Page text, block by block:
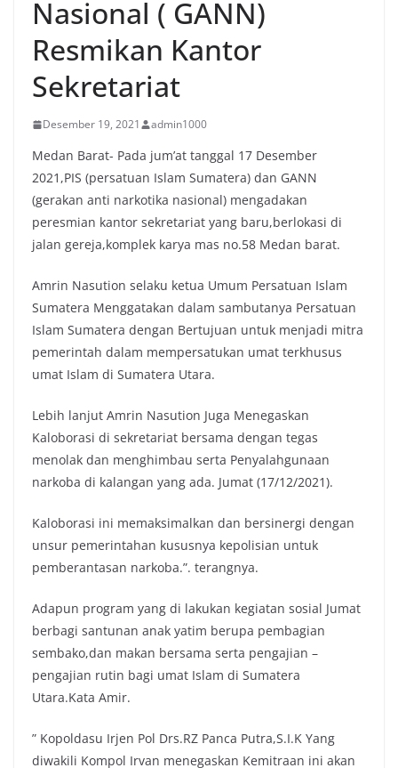
Nasional ( GANN)
Resmikan Kantor
Sekretariat
Desember 19, 2021 admin1000
Medan Barat- Pada jum’at tanggal 17 Desember
2021,PIS (persatuan Islam Sumatera) dan GANN
(gerakan anti narkotika nasional) mengadakan
peresmian kantor sekretariat yang baru,berlokasi di
jalan gereja,komplek karya mas no.58 Medan barat.
Amrin Nasution selaku ketua Umum Persatuan Islam
Sumatera Menggatakan dalam sambutanya Persatuan
Islam Sumatera dengan Bertujuan untuk menjadi mitra
pemerintah dalam mempersatukan umat terkhusus
umat Islam di Sumatera Utara.
Lebih lanjut Amrin Nasution Juga Menegaskan
Kaloborasi di sekretariat bersama dengan tegas
menolak dan menghimbau serta Penyalahgunaan
narkoba di kalangan yang ada. Jumat (17/12/2021).
Kaloborasi ini memaksimalkan dan bersinergi dengan
unsur pemerintahan kususnya kepolisian untuk
pemberantasan narkoba.”. terangnya.
Adapun program yang di lakukan kegiatan sosial Jumat
berbagi santunan anak yatim berupa pembagian
sembako,dan makan bersama serta pengajian –
pengajian rutin bagi umat Islam di Sumatera
Utara.Kata Amir.
” Kopoldasu Irjen Pol Drs.RZ Panca Putra,S.I.K Yang
diwakili Kompol Irvan menegaskan Kemitraan ini akan